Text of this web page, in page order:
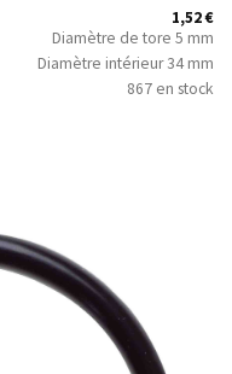
1,52€
Diamètre de tore 5 mm
Diamètre intérieur 34 mm
867 en stock